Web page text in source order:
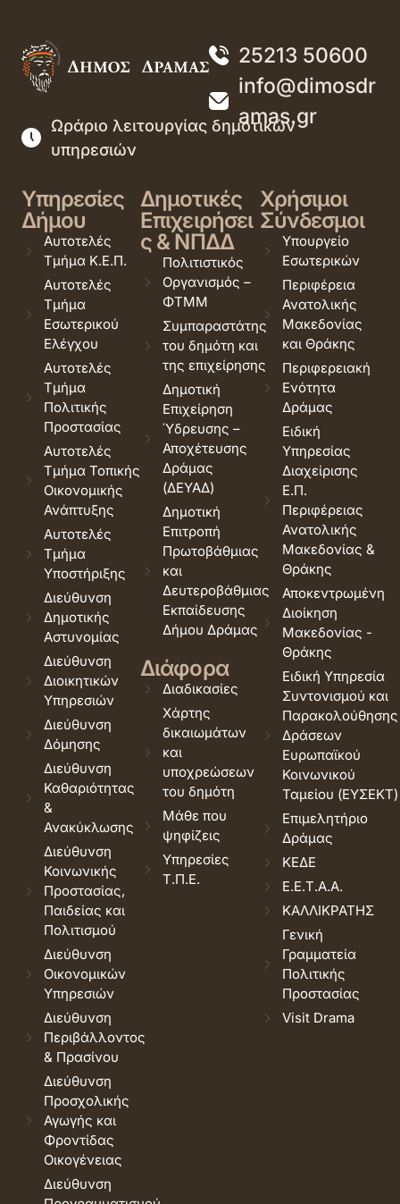
25213 50600
info@dimosdr
amas.gr
Ωράριο λειτουργίας δημοτικών
υπηρεσιών
Υπηρεσίες
Δήμου
Αυτοτελές
Τμήμα Κ.Ε.Π.
Αυτοτελές
Τμήμα
Εσωτερικού
Ελέγχου
Αυτοτελές
Τμήμα
Πολιτικής
Προστασίας
Αυτοτελές
Τμήμα Τοπικής
Οικονομικής
Ανάπτυξης
Αυτοτελές
Τμήμα
Υποστήριξης
Διεύθυνση
Δημοτικής
Αστυνομίας
Διεύθυνση
Διοικητικών
Υπηρεσιών
Διεύθυνση
Δόμησης
Διεύθυνση
Καθαριότητας
&
Ανακύκλωσης
Διεύθυνση
Κοινωνικής
Προστασίας,
Παιδείας και
Πολιτισμού
Διεύθυνση
Οικονομικών
Υπηρεσιών
Διεύθυνση
Περιβάλλοντος
& Πρασίνου
Διεύθυνση
Προσχολικής
Αγωγής και
Φροντίδας
Οικογένειας
Διεύθυνση
Δημοτικές
Επιχειρήσει
ς & ΝΠΔΔ
Πολιτιστικός
Οργανισμός –
ΦΤΜΜ
Συμπαραστάτης
του δημότη και
της επιχείρησης
Δημοτική
Επιχείρηση
Ύδρευσης –
Αποχέτευσης
Δράμας
(ΔΕΥΑΔ)
Δημοτική
Επιτροπή
Πρωτοβάθμιας
και
Δευτεροβάθμιας
Εκπαίδευσης
Δήμου Δράμας
Διάφορα
Διαδικασίες
Χάρτης
δικαιωμάτων
και
υποχρεώσεων
του δημότη
Μάθε που
ψηφίζεις
Υπηρεσίες
Τ.Π.Ε.
Χρήσιμοι
Σύνδεσμοι
Υπουργείο
Εσωτερικών
Περιφέρεια
Ανατολικής
Μακεδονίας
και Θράκης
Περιφερειακή
Ενότητα
Δράμας
Ειδική
Υπηρεσίας
Διαχείρισης
Ε.Π.
Περιφέρειας
Ανατολικής
Μακεδονίας &
Θράκης
Αποκεντρωμένη
Διοίκηση
Μακεδονίας -
Θράκης
Ειδική Υπηρεσία
Συντονισμού και
Παρακολούθησης
Δράσεων
Ευρωπαϊκού
Κοινωνικού
Ταμείου (ΕΥΣΕΚΤ)
Επιμελητήριο
Δράμας
ΚΕΔΕ
Ε.Ε.Τ.Α.Α.
ΚΑΛΛΙΚΡΑΤΗΣ
Γενική
Γραμματεία
Πολιτικής
Προστασίας
Visit Drama